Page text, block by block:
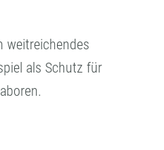
weitreichendes
als Schutz für